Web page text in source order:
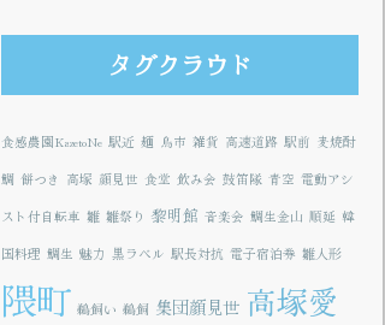
タグクラウド
食感農園KazetoNe 駅近 麺 鳥市 雑貨 高速道路 駅前 麦焼酎
鯛 餅つき 高塚 顔見世 食堂 飲み会 鼓笛隊 青空 電動アシ
スト付自転車 雛 雛祭り 黎明館 音楽会 鯛生金山 順延 韓
国料理 鯛生 魅力 黒ラベル 駅長対抗 電子宿泊券 雛人形
隈町 鵜飼い 鵜飼 集団顔見世 高塚愛